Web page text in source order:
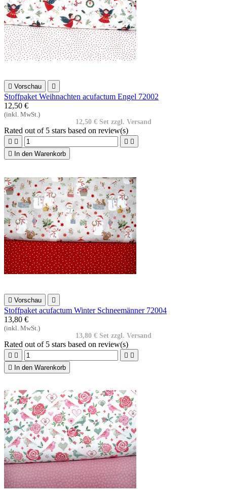
 Vorschau 
Stoffpaket Weihnachten acufactum Engel 72002
12,50 €
(inkl. MwSt.)
12,50 € Set zzgl. Versand
Rated out of 5 stars based on review(s)
   
 In den Warenkorb
 Vorschau 
Stoffpaket acufactum Winter Schneemänner 72004
13,80 €
(inkl. MwSt.)
13,80 € Set zzgl. Versand
Rated out of 5 stars based on review(s)
   
 In den Warenkorb